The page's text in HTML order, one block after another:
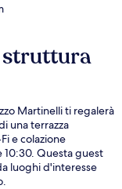
struttura
Martinelli ti regalerà
una terrazza
e colazione
Questa guest
luoghi d'interesse